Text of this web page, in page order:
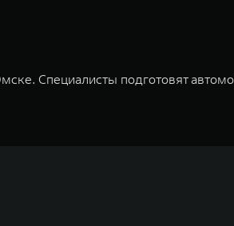
Специалисты подготовят